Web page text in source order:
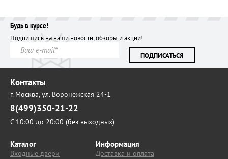
Будь в курсе!
Подпишись на наши новости, обзоры и акции!
ПОДПИСАТЬСЯ
Контакты
г. Москва,ул. Воронежская 24-1
8(499)350-21-22
С 10:00 до 20:00 (без выходных)
Каталог
Входные двери
Информация
Доставка и оплата